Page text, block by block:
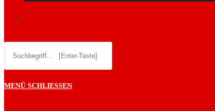
UMSCHALTEN
MENÜ SCHLIESSEN